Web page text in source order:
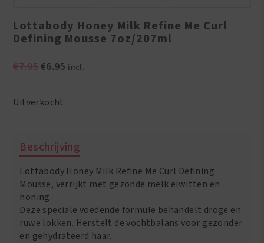
Lottabody Honey Milk Refine Me Curl
Defining Mousse 7oz/207ml
€7.95 Oorspronkelijke
€7.95.
€6.95Huidige
incl.
Uitverkocht
Beschrijving
Lottabody Honey Milk Refine Me Curl Defining
Mousse, verrijkt met gezonde melk eiwitten en
honing.
Deze speciale voedende formule behandelt droge en
ruwe lokken. Herstelt de vochtbalans voor gezonder
en gehydrateerd haar.